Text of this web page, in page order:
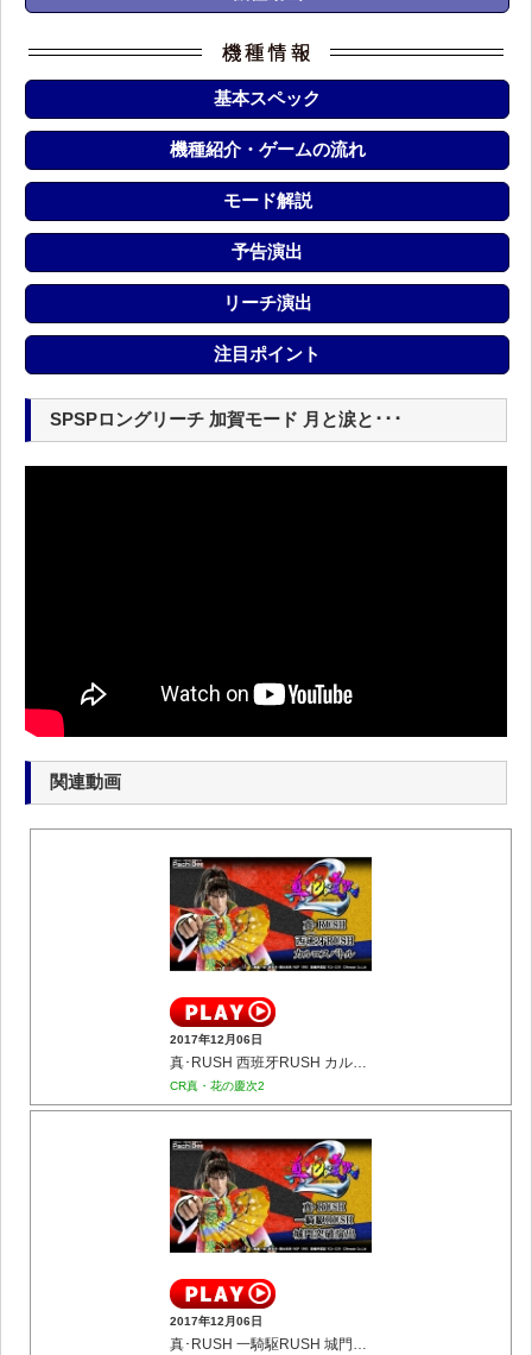
基本スペック
機種紹介・ゲームの流れ
モード解説
予告演出
リーチ演出
注目ポイント
SPSPロングリーチ 加賀モード 月と涙と･･･
関連動画
2017年12月06日
真･RUSH 西班牙RUSH カルロスバトル
CR真・花の慶次2
2017年12月06日
真･RUSH 一騎駆RUSH 城門突破演出